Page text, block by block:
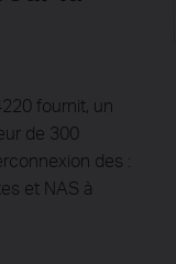
fournit, un
de 300
des :
et NAS à